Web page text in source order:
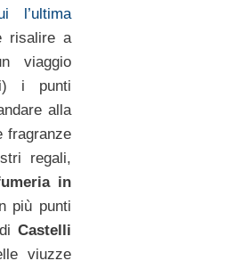
l’ultima
risalire a
viaggio
i punti
alla
fragranze
regali,
in
più punti
Castelli
viuzze